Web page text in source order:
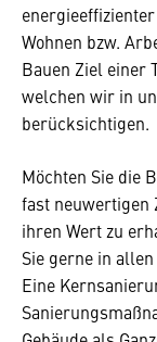
Wohnen bzw.
Bauen Ziel einer
welchen wir in
berücksichtigen.
Möchten Sie die
fast neuwertigen
ihren Wert zu
Sie gerne in
Eine